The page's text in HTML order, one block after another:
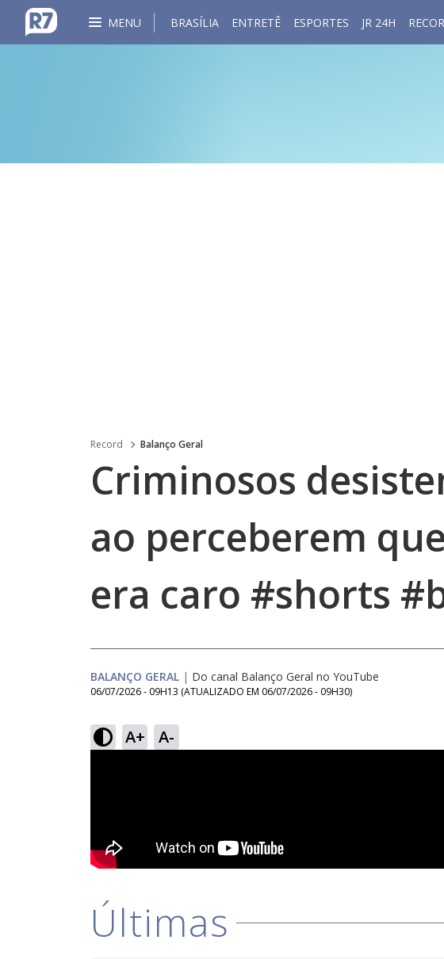
MENU BRASÍLIA ENTRETÊ ESPORTES JR 24H
Record Balanço Geral
Criminosos
ao perceberem
era caro #shorts
BALANÇO GERAL | Do canal Balanço Geral no YouTube
06/07/2026 - 09H13 (ATUALIZADO EM 06/07/2026 - 09H30)
A+ A-
Últimas